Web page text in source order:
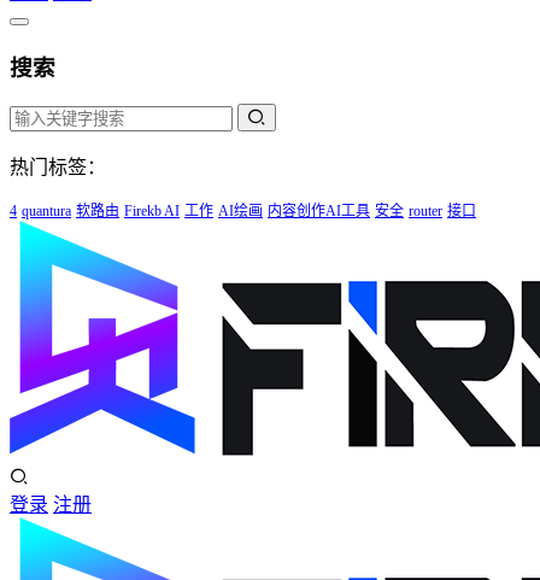
搜索
热门标签：
4 quantura 软路由 Firekb AI 工作 AI绘画 内容创作AI工具 安全 router 接口
登录 注册